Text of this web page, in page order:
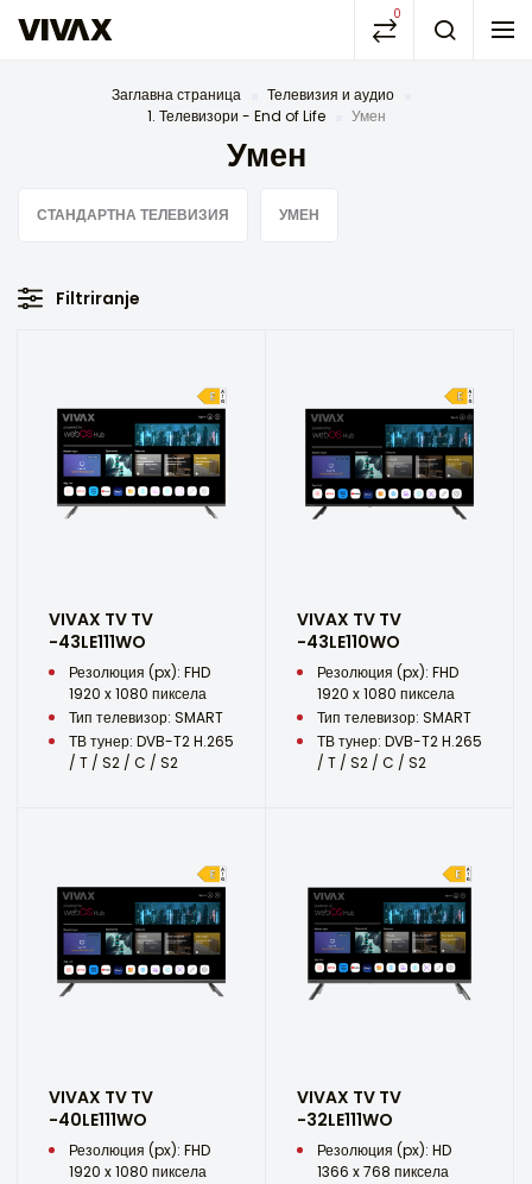
0
Заглавна страница
Телевизия и аудио
1. Телевизори - End of Life
Умен
Умен
СТАНДАРТНА ТЕЛЕВИЗИЯ УМЕН
Filtriranje
VIVAX TV TV
-43LE111WO
Резолюция (px): FHD
1920 x 1080 пиксела
Тип телевизор: SMART
ТВ тунер: DVB-T2 H.265
/ T / S2 / C / S2
VIVAX TV TV
-43LE110WO
Резолюция (px): FHD
1920 x 1080 пиксела
Тип телевизор: SMART
ТВ тунер: DVB-T2 H.265
/ T / S2 / C / S2
VIVAX TV TV
-40LE111WO
Резолюция (px): FHD
1920 x 1080 пиксела
VIVAX TV TV
-32LE111WO
Резолюция (px): HD
1366 x 768 пиксела